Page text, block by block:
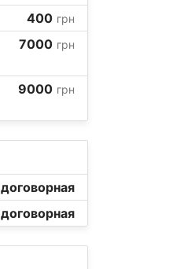
400 грн
7000 грн
9000 грн
договорная
договорная